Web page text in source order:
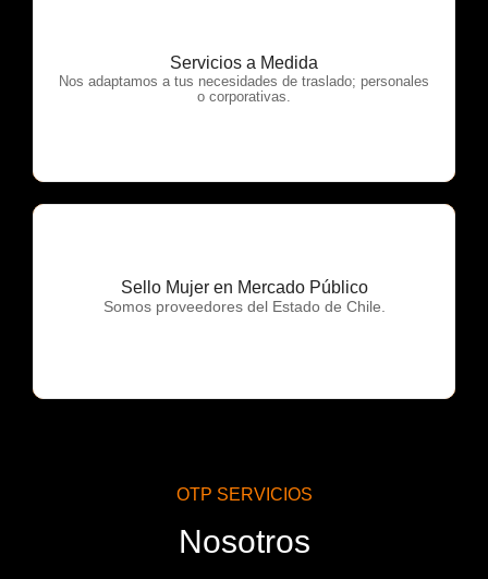
Servicios a Medida
Nos adaptamos a tus necesidades de traslado; personales
o corporativas.
OTP Servicios
Sello Mujer en Mercado Público
Somos proveedores del Estado de Chile.
OTP Servicios
OTP SERVICIOS
Nosotros